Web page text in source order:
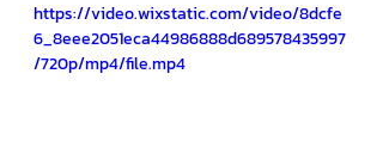
https://video.wixstatic.com/video/8dcfe
6_8eee2051eca44986888d689578435997
/720p/mp4/file.mp4